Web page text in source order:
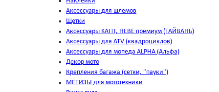
Аксессуары для шлемов
Щетки
Аксессуары KAITI, HEBE премиум (ТАЙВАНЬ)
Аксессуары для ATV (квадроциклов)
Аксессуары для мопеда ALPHA (Альфа)
Декор мото
Крепления багажа (сетки, "пауки")
МЕТИЗЫ для мототехники